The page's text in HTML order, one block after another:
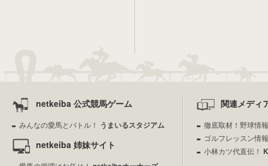
netkeiba 公式競馬ゲーム
みんなの愛馬とバトル！ うまいるスタジアム
netkeiba 姉妹サイト
関連メディ
徹底取材！野球情
ゴルフレッスン情
小林カツ代直伝！